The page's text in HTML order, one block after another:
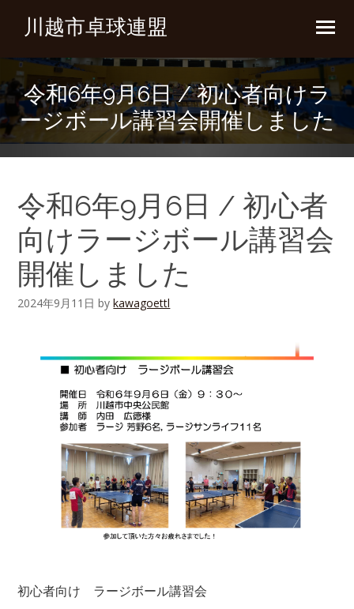
川越市卓球連盟
令和6年9月6日 / 初心者向けラ
ージボール講習会開催しました
令和6年9月6日 / 初心者
向けラージボール講習会
開催しました
2024年9月11日 bykawagoettl
初心者向け ラージボール講習会